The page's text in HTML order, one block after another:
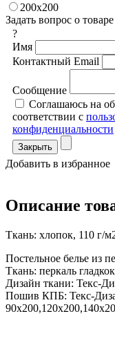
200х200
Задать вопрос о товаре
?
Имя
Контактный Email
Сообщение
Соглашаюсь на
соответствии с
конфиденциальности
Закрыть
Добавить в избранное
Описание
Ткань: хлопок, 110 г/
Постельное белье из
Ткань: перкаль
Дизайн ткани: Текс-
Пошив КПБ: Текс-